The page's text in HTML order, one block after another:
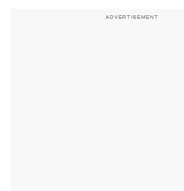
ADVERTISEMENT